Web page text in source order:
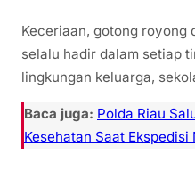
Keceriaan, gotong royong
selalu hadir dalam setiap
lingkungan keluarga,
Baca juga: Polda Riau
Kesehatan Saat Ekspedisi